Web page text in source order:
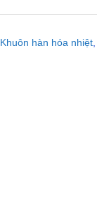
Khuôn hàn hóa nhiệt